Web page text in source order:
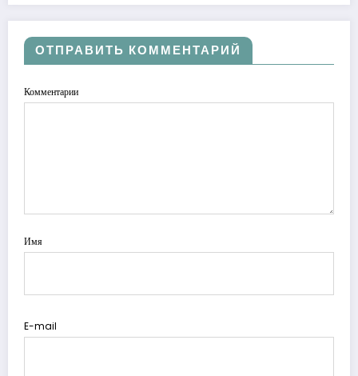
ОТПРАВИТЬ КОММЕНТАРИЙ
Комментарии
Имя
E-mail